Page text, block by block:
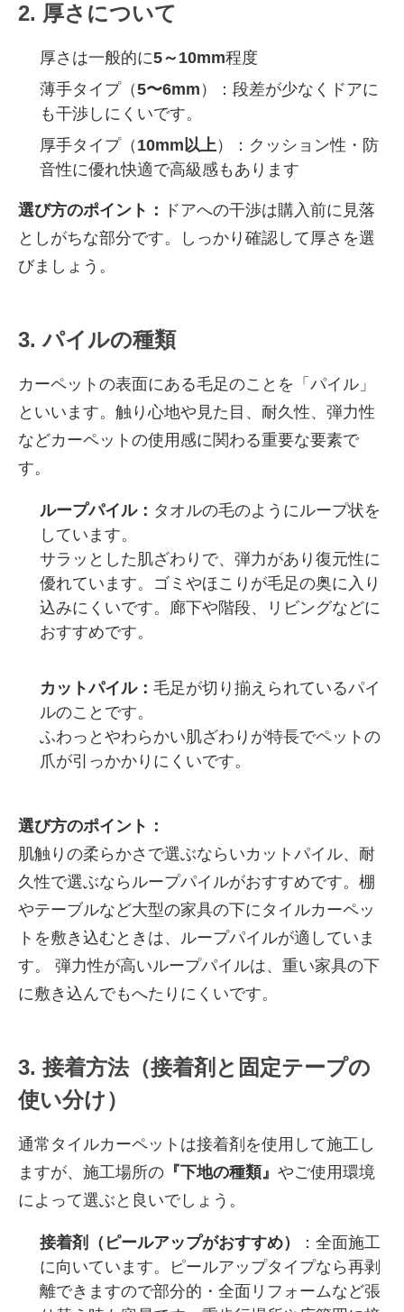
2. 厚さについて
厚さは一般的に5～10mm程度
薄手タイプ（5〜6mm ）：段差が少なくドアに
も干渉しにくいです。
厚手タイプ（ 10mm以上）：クッション性・防
音性に優れ快適で高級感もあります
選び方のポイント：
ドアへの干渉は購入前に見落
としがちな部分です。しっかり確認して厚さを選
びましょう。
3. パイルの種類
カーペットの表面にある毛足のことを「パイル」
といいます。触り心地や見た目、耐久性、弾力性
などカーペットの使用感に関わる重要な要素で
す。
ループパイル： タオルの毛のようにループ状を
しています。
サラッとした肌ざわりで、弾力があり復元性に
優れています。ゴミやほこりが毛足の奥に入り
込みにくいです。廊下や階段、リビングなどに
おすすめです。
カットパイル： 毛足が切り揃えられているパイ
ルのことです。
ふわっとやわらかい肌ざわりが特長でペットの
爪が引っかかりにくいです。
選び方のポイント：
肌触りの柔らかさで選ぶならいカットパイル、耐
久性で選ぶならループパイルがおすすめです。棚
やテーブルなど大型の家具の下にタイルカーペッ
トを敷き込むときは、ループパイルが適していま
す。 弾力性が高いループパイルは、重い家具の下
に敷き込んでもへたりにくいです。
3. 接着方法（接着剤と固定テープの
使い分け）
通常タイルカーペットは接着剤を使用して施工し
ますが、施工場所の 『下地の種類』 やご使用環境
によって選ぶと良いでしょう。
接着剤（ピールアップがおすすめ）
：全面施工
に向いています。ピールアップタイプなら再剥
離できますので部分的・全面リフォームなど張